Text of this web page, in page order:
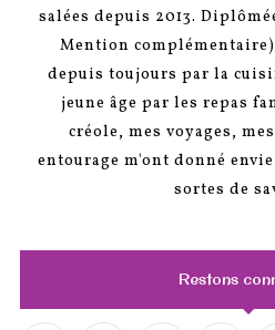
salées depuis 2013.
Mention
depuis toujours par la
jeune âge par les repas
créole, mes voyages,
entourage m'ont donné
sortes de
Restons